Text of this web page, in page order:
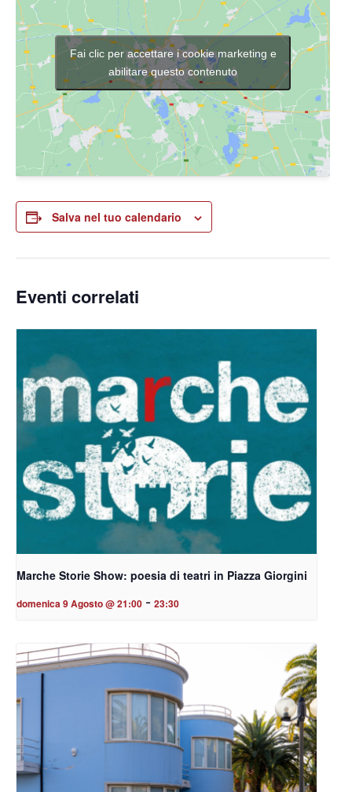
Fai clic per accettare i cookie marketing e
abilitare questo contenuto
Salva nel tuo calendario
Eventi correlati
Marche Storie Show: poesia di teatri in Piazza Giorgini
domenica 9 Agosto @ 21:00 - 23:30